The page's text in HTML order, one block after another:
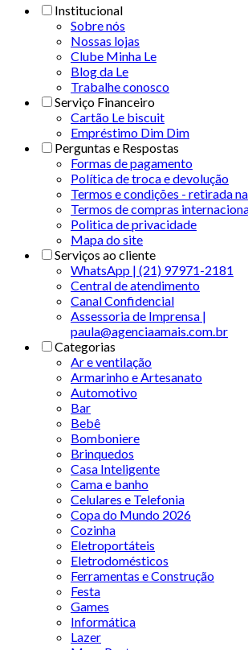
Institucional
Sobre nós
Nossas lojas
Clube Minha Le
Blog da Le
Trabalhe conosco
Serviço Financeiro
Cartão Le biscuit
Empréstimo Dim Dim
Perguntas e Respostas
Formas de pagamento
Política de troca e devolução
Termos e condições - retirada
Termos de compras
Politica de privacidade
Mapa do site
Serviços ao cliente
WhatsApp | (21) 97971-2181
Central de atendimento
Canal Confidencial
Assessoria de Imprensa |
paula@agenciaamais.com.br
Categorias
Ar e ventilação
Armarinho e Artesanato
Automotivo
Bar
Bebê
Bomboniere
Brinquedos
Casa Inteligente
Cama e banho
Celulares e Telefonia
Copa do Mundo 2026
Cozinha
Eletroportáteis
Eletrodomésticos
Ferramentas e Construção
Festa
Games
Informática
Lazer